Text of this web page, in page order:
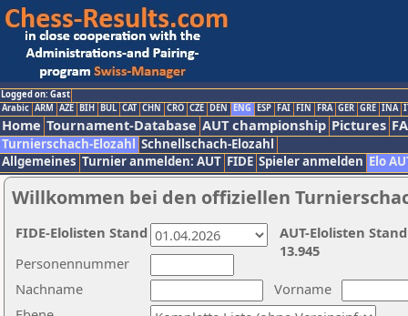
Logged on: Gast
Arabic ARM AZE BIH BUL CAT CHN CRO CZE DEN ENG ESP FAI FIN FRA GER GRE INA
Home Tournament-Database AUT championship Pictures
Turnierschach-Elozahl Schnellschach-Elozahl
Allgemeines Turnier anmelden: AUT FIDE Spieler anmelden Elo
Willkommen bei den offiziellen
Nachname
Vorname
Personennummer
AUT-Elolisten
13.945
FIDE-Elolisten Stand